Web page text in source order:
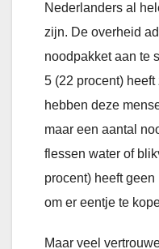
Nederlanders al
zijn. De overheid
noodpakket aan te
5 (22 procent) heeft
hebben deze
maar een aantal
flessen water of
procent) heeft
om er eentje te
Maar veel